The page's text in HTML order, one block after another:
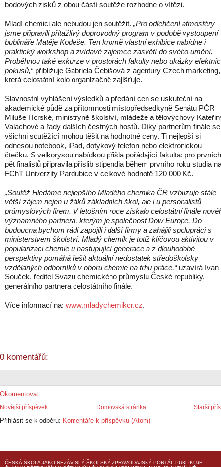
bodových zisků z obou částí soutěže rozhodne o vítězi.
Mladí chemici ale nebudou jen soutěžit. „Pro odlehčení atmosféry
jsme připravili přitažlivý doprovodný program v podobě vystoupení
bublináře Matěje Kodeše. Ten kromě vlastní exhibice nabídne i
praktický workshop a zvídavé zájemce zasvětí do svého umění.
Proběhnou také exkurze v prostorách fakulty nebo ukázky
pokusů,“přibližuje Gabriela Čebišová z agentury Czech marketing,
která celostátní kolo organizačně zajišťuje.
Slavnostní vyhlášení výsledků a předání cen se uskuteční na
akademické půdě za přítomnosti místopředsedkyně Senátu PČR
Miluše Horské, ministryně školství, mládeže a tělovýchovy
Valachové a řady dalších čestných hostů. Díky partnerům finále se
všichni soutěžící mohou těšit na hodnotné ceny. Ti nejlepší si
odnesou notebook, iPad, dotykový telefon nebo elektronickou
čtečku. S velkorysou nabídkou přišla pořádající fakulta: pro prvních
pět finalistů připravila příslib stipendia během prvního roku studia na
FChT Univerzity Pardubice v celkové hodnotě 120 000 Kč.
„Soutěž Hledáme nejlepšího Mladého chemika ČR vzbuzuje stále
větší zájem nejen u žáků základních škol, ale i u personalistů
průmyslových firem. V letošním roce získalo celostátní finále
významného partnera, kterým je společnost Dow Europe. Do
budoucna bychom rádi zapojili i další firmy a zahájili spolupráci s
ministerstvem školství. Mladý chemik je totiž klíčovou aktivitou v
popularizaci chemie u nastupující generace a z dlouhodobé
perspektivy pomáhá řešit aktuální nedostatek středoškolsky
vzdělaných odborníků v oboru chemie na trhu práce,“uzavírá Ivan
Souček, ředitel Svazu chemického průmyslu České republiky,
generálního partnera celostátního finále.
Více informací na: www.mladychemikcr.cz.
0 komentářů:
Okomentovat
Novější příspěvek Starší
Domovská stránka
Přihlásit se k odběru: Komentáře k příspěvku (Atom)
ČESKÁ ŠKOLA JAKO NEZÁVISLÝ ŠKOLSKÝ ZPRAVODAJSKÝ PORTÁL PUBLIKUJE